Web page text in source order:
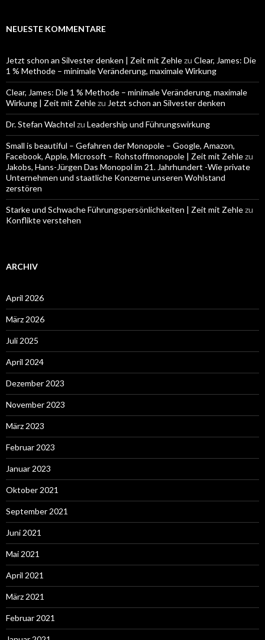
NEUESTE KOMMENTARE
Jetzt schon an Silvester denken | Zeit mit Zehlezu Clear, James: Die
1 % Methode – minimale Veränderung, maximale Wirkung
Clear, James: Die 1 % Methode – minimale Veränderung, maximale
Wirkung | Zeit mit Zehlezu Jetzt schon an Silvester denken
Dr. Stefan Wachtel zu Leadership und Führungswirkung
Small is beautiful – Gefahren der Monopole – Google, Amazon,
Facebook, Apple, Microsoft – Rohstoffmonopole | Zeit mit Zehlezu
Jakobs, Hans-Jürgen Das Monopol im 21. Jahrhundert -Wie private
Unternehmen und staatliche Konzerne unseren Wohlstand
zerstören
Starke und Schwache Führungspersönlichkeiten | Zeit mit Zehlezu
Konflikte verstehen
ARCHIV
April 2026
März 2026
Juli 2025
April 2024
Dezember 2023
November 2023
März 2023
Februar 2023
Januar 2023
Oktober 2021
September 2021
Juni 2021
Mai 2021
April 2021
März 2021
Februar 2021